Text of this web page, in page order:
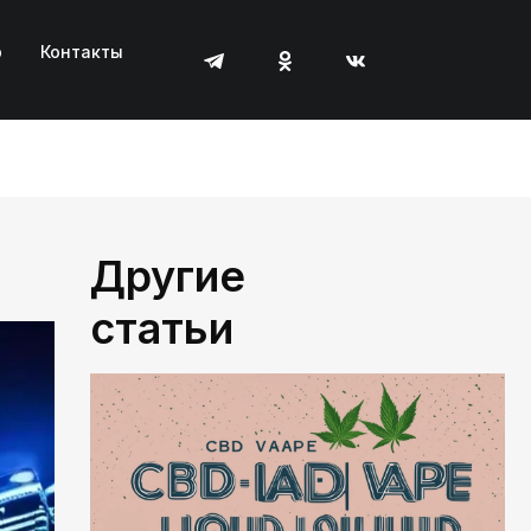
Контакты
Другие
статьи